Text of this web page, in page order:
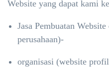
Website yang dapat kami
Jasa Pembuatan
perusahaan)-
organisasi (website